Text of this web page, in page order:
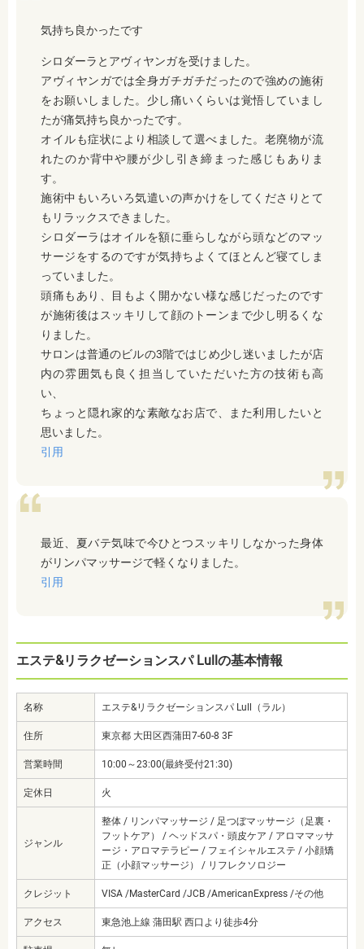
気持ち良かったです
シロダーラとアヴィヤンガを受けました。
アヴィヤンガでは全身ガチガチだったので強めの施術
をお願いしました。少し痛いくらいは覚悟していまし
たが痛気持ち良かったです。
オイルも症状により相談して選べました。老廃物が流
れたのか背中や腰が少し引き締まった感じもありま
す。
施術中もいろいろ気遣いの声かけをしてくださりとて
もリラックスできました。
シロダーラはオイルを額に垂らしながら頭などのマッ
サージをするのですが気持ちよくてほとんど寝てしま
っていました。
頭痛もあり、目もよく開かない様な感じだったのです
が施術後はスッキリして顔のトーンまで少し明るくな
りました。
サロンは普通のビルの3階ではじめ少し迷いましたが店
内の雰囲気も良く担当していただいた方の技術も高
い、
ちょっと隠れ家的な素敵なお店で、また利用したいと
思いました。
引用
最近、夏バテ気味で今ひとつスッキリしなかった身体
がリンパマッサージで軽くなりました。
引用
エステ&リラクゼーションスパ Lullの基本情報
名称 エステ&リラクゼーションスパ Lull（ラル）
住所 東京都 大田区西蒲田7-60-8 3F
営業時間 10:00～23:00(最終受付21:30)
定休日 火
ジャンル
整体 / リンパマッサージ / 足つぼマッサージ（足裏・
フットケア） / ヘッドスパ・頭皮ケア / アロママッサ
ージ・アロマテラピー / フェイシャルエステ / 小顔矯
正（小顔マッサージ） / リフレクソロジー
クレジット VISA /MasterCard /JCB /AmericanExpress /その他
アクセス 東急池上線 蒲田駅 西口より徒歩4分